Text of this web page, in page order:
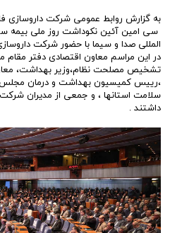
به گزارش روابط عمومی شرکت داروسازی
سی امین آئین نکوداشت روز ملی بیمه
المللی صدا و سیما با حضور شرکت
در این مراسم معاون اقتصادی دفتر
تشخیص مصلحت نظام،وزیر بهداشت،
،رییس کمیسیون بهداشت و درمان مجلس،
سلامت استانها ، و جمعی از مدیران
داشتند .